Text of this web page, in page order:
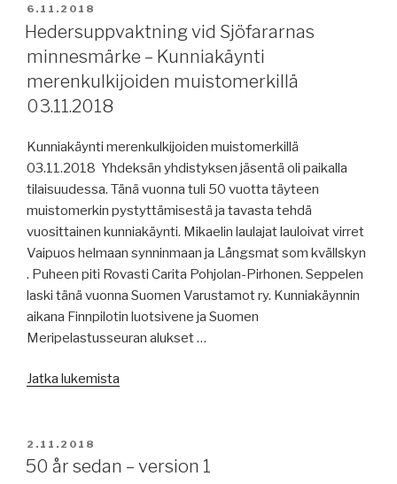
Besök
till
Viikki
JULKAISTU
6.11.2018
Hedersuppvaktning vid Sjöfararnas
minnesmärke – Kunniakäynti
merenkulkijoiden muistomerkillä
03.11.2018
Kunniakäynti merenkulkijoiden muistomerkillä
03.11.2018 Yhdeksän yhdistyksen jäsentä oli paikalla
tilaisuudessa. Tänä vuonna tuli 50 vuotta täyteen
muistomerkin pystyttämisestä ja tavasta tehdä
vuosittainen kunniakäynti. Mikaelin laulajat lauloivat virret
Vaipuos helmaan synninmaan ja Långsmat som kvällskyn
. Puheen piti Rovasti Carita Pohjolan-Pirhonen. Seppelen
laski tänä vuonna Suomen Varustamot ry. Kunniakäynnin
aikana Finnpilotin luotsivene ja Suomen
Meripelastusseuran alukset …
Jatka lukemista
–
JULKAISTU
2.11.2018
50 år sedan – version 1